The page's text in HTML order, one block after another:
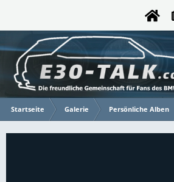
Startseite Galerie Persönliche Alben